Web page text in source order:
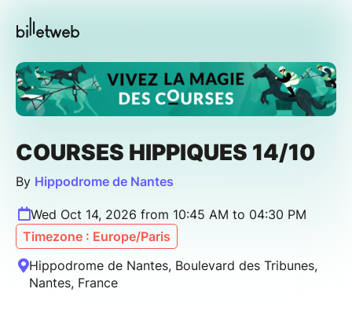
COURSES HIPPIQUES 14/10
By Hippodrome de Nantes
Wed Oct 14, 2026 from 10:45 AM to 04:30 PM
Timezone : Europe/Paris
Hippodrome de Nantes, Boulevard des Tribunes,
Nantes, France